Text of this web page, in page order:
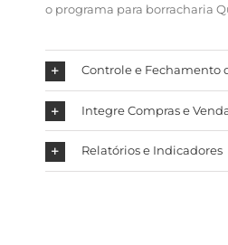
o programa para borracharia
Controle e Fechamento
Integre Compras e
Relatórios e Indicadores